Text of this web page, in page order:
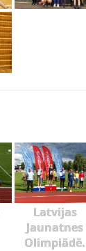
Latvijas
Jaunatnes
Olimpiādē.